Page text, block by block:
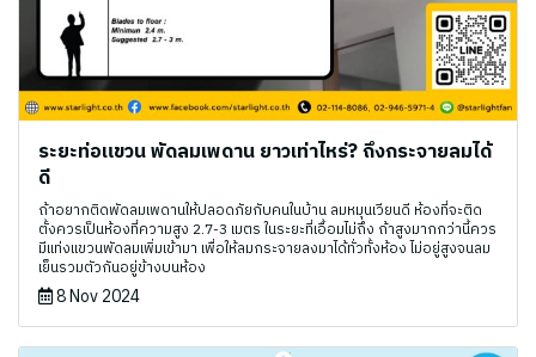
ระยะท่อแขวน พัดลมเพดาน ยาวเท่าไหร่? ถึงกระจายลมได้
ดี
ถ้าอยากติดพัดลมเพดานให้ปลอดภัยกับคนในบ้าน ลมหมุนเวียนดี ห้องที่จะติด
ตั้งควรเป็นห้องที่ความสูง 2.7-3 เมตร ในระยะที่เอื้อมไม่ถึง ถ้าสูงมากกว่านี้ควร
มีแท่งแขวนพัดลมเพิ่มเข้ามา เพื่อให้ลมกระจายลงมาได้ทั่วทั้งห้อง ไม่อยู่สูงจนลม
เย็นรวมตัวกันอยู่ข้างบนห้อง
8 Nov 2024